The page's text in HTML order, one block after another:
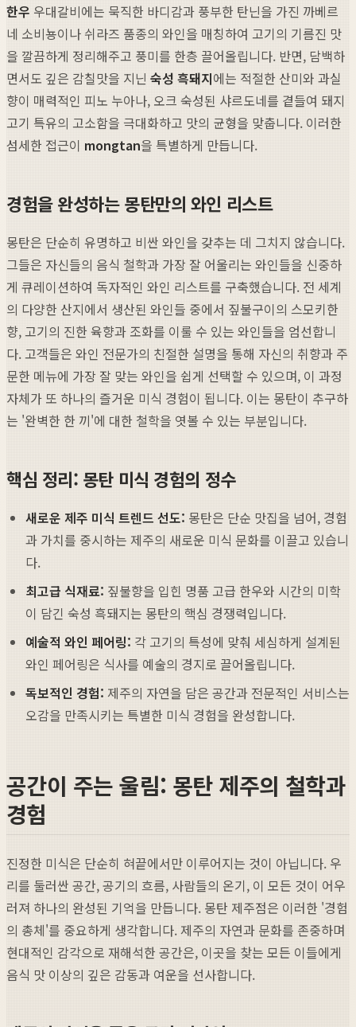
한우 우대갈비에는 묵직한 바디감과 풍부한 탄닌을 가진 까베르
네 소비뇽이나 쉬라즈 품종의 와인을 매칭하여 고기의 기름진 맛
을 깔끔하게 정리해주고 풍미를 한층 끌어올립니다. 반면, 담백하
면서도 깊은 감칠맛을 지닌 숙성 흑돼지에는 적절한 산미와 과실
향이 매력적인 피노 누아나, 오크 숙성된 샤르도네를 곁들여 돼지
고기 특유의 고소함을 극대화하고 맛의 균형을 맞춥니다. 이러한
섬세한 접근이 mongtan을 특별하게 만듭니다.
경험을 완성하는 몽탄만의 와인 리스트
몽탄은 단순히 유명하고 비싼 와인을 갖추는 데 그치지 않습니다.
그들은 자신들의 음식 철학과 가장 잘 어울리는 와인들을 신중하
게 큐레이션하여 독자적인 와인 리스트를 구축했습니다. 전 세계
의 다양한 산지에서 생산된 와인들 중에서 짚불구이의 스모키한
향, 고기의 진한 육향과 조화를 이룰 수 있는 와인들을 엄선합니
다. 고객들은 와인 전문가의 친절한 설명을 통해 자신의 취향과 주
문한 메뉴에 가장 잘 맞는 와인을 쉽게 선택할 수 있으며, 이 과정
자체가 또 하나의 즐거운 미식 경험이 됩니다. 이는 몽탄이 추구하
는 '완벽한 한 끼'에 대한 철학을 엿볼 수 있는 부분입니다.
핵심 정리: 몽탄 미식 경험의 정수
새로운 제주 미식 트렌드 선도: 몽탄은 단순 맛집을 넘어, 경험
과 가치를 중시하는 제주의 새로운 미식 문화를 이끌고 있습니
다.
최고급 식재료: 짚불향을 입힌 명품 고급 한우와 시간의 미학
이 담긴 숙성 흑돼지는 몽탄의 핵심 경쟁력입니다.
예술적 와인 페어링: 각 고기의 특성에 맞춰 세심하게 설계된
와인 페어링은 식사를 예술의 경지로 끌어올립니다.
독보적인 경험: 제주의 자연을 담은 공간과 전문적인 서비스는
오감을 만족시키는 특별한 미식 경험을 완성합니다.
공간이 주는 울림: 몽탄 제주의 철학과
경험
진정한 미식은 단순히 혀끝에서만 이루어지는 것이 아닙니다. 우
리를 둘러싼 공간, 공기의 흐름, 사람들의 온기, 이 모든 것이 어우
러져 하나의 완성된 기억을 만듭니다. 몽탄 제주점은 이러한 '경험
의 총체'를 중요하게 생각합니다. 제주의 자연과 문화를 존중하며
현대적인 감각으로 재해석한 공간은, 이곳을 찾는 모든 이들에게
음식 맛 이상의 깊은 감동과 여운을 선사합니다.